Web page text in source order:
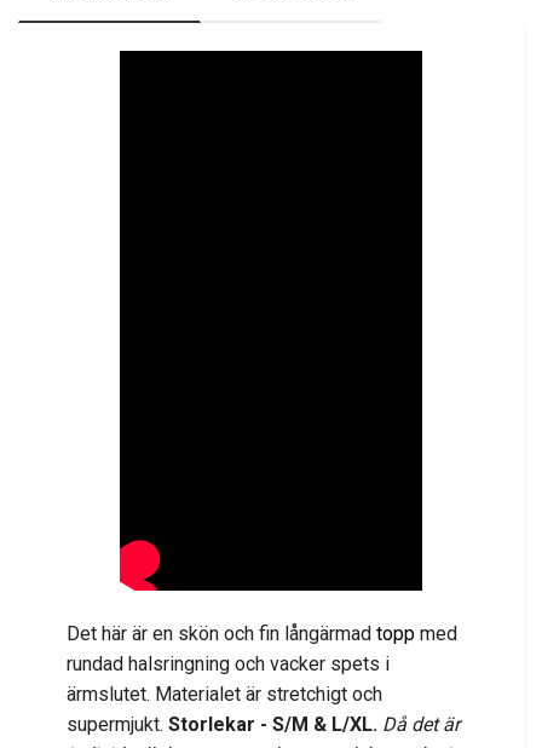
Det här är en skön och fin långärmad topp med
rundad halsringning och vacker spets i
ärmslutet. Materialet är stretchigt och
supermjukt. Storlekar - S/M & L/XL. Då det är